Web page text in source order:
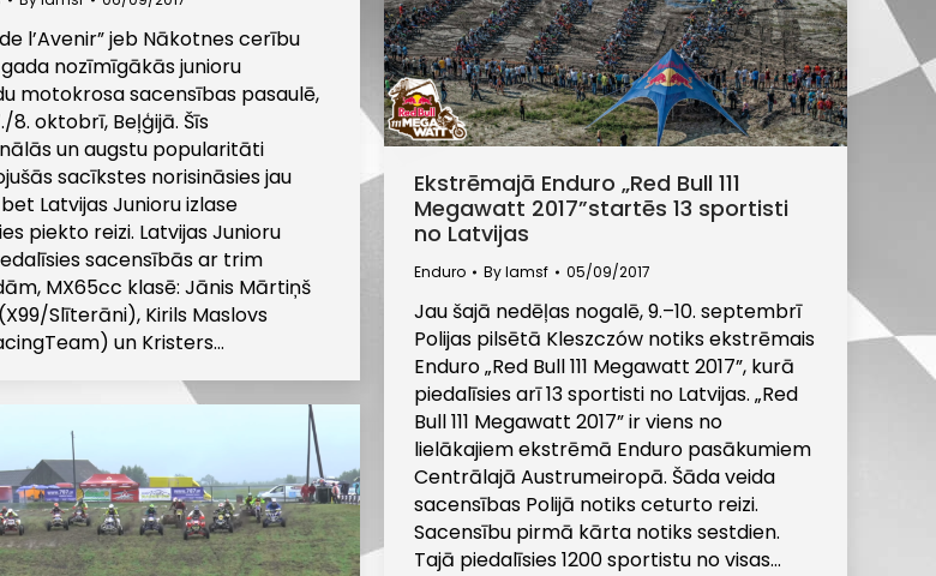
l’Avenir” jeb Nākotnes cerību
nozīmīgākās junioru
motokrosa sacensības pasaulē,
8. oktobrī, Beļģijā. Šīs
un augstu popularitāti
sacīkstes norisināsies jau
Latvijas Junioru izlase
piekto reizi. Latvijas Junioru
sacensībās ar trim
MX65cc klasē: Jānis Mārtiņš
Slīterāni), Kirils Maslovs
un Kristers…
Ekstrēmajā Enduro „Red Bull 111
Megawatt 2017”startēs 13 sportisti
no Latvijas
Enduro Bylamsf 05/09/2017
Jau šajā nedēļas nogalē, 9.–10. septembrī
Polijas pilsētā Kleszczów notiks ekstrēmais
Enduro „Red Bull 111 Megawatt 2017”, kurā
piedalīsies arī 13 sportisti no Latvijas. „Red
Bull 111 Megawatt 2017” ir viens no
lielākajiem ekstrēmā Enduro pasākumiem
Centrālajā Austrumeiropā. Šāda veida
sacensības Polijā notiks ceturto reizi.
Sacensību pirmā kārta notiks sestdien.
Tajā piedalīsies 1200 sportistu no visas…